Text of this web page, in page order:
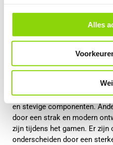
alle cookies. Je kunt je gegeven
door in de footer van onzeAlles
Bekijk ons aanbod
De verschillen
Bij Megekko vind je gaming
en stijlen. Sommige
maximale prestaties en
en stevige componenten.
door een strak en modern
zijn tijdens het gamen. Er zijn
onderscheiden door een